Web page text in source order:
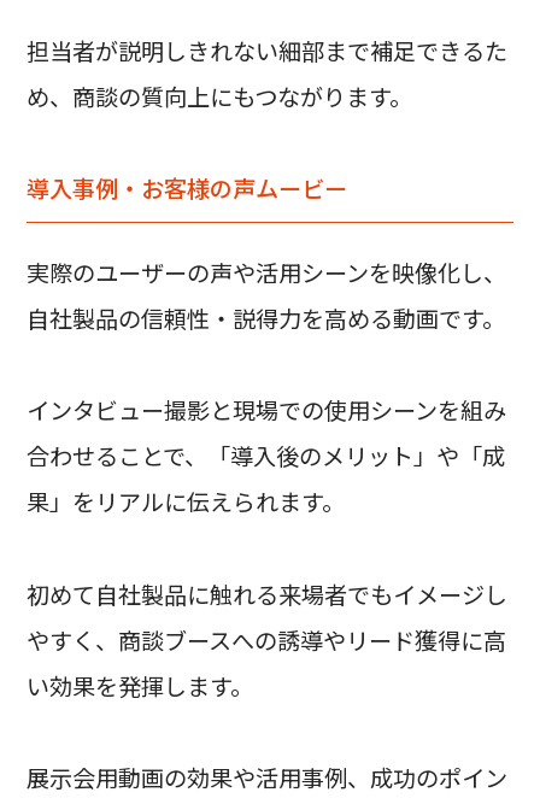
担当者が説明しきれない細部まで補足できるた
め、商談の質向上にもつながります。
導入事例・お客様の声ムービー
実際のユーザーの声や活用シーンを映像化し、
自社製品の信頼性・説得力を高める動画です。
インタビュー撮影と現場での使用シーンを組み
合わせることで、「導入後のメリット」や「成
果」をリアルに伝えられます。
初めて自社製品に触れる来場者でもイメージし
やすく、商談ブースへの誘導やリード獲得に高
い効果を発揮します。
展示会用動画の効果や活用事例、成功のポイン